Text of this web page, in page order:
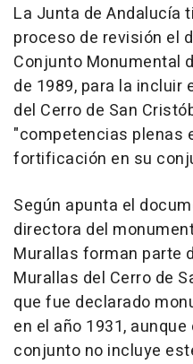
La Junta de Andalucía
proceso de revisión el
Conjunto Monumental
de 1989, para la incluir
del Cerro de San
"competencias plenas
fortificación en su
Según apunta el
directora del
Murallas forman parte
Murallas del Cerro de
que fue declarado
en el año 1931,
conjunto no incluye